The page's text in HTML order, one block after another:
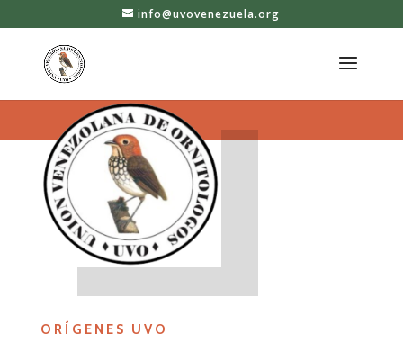
info@uvovenezuela.org
ORÍGENES UVO